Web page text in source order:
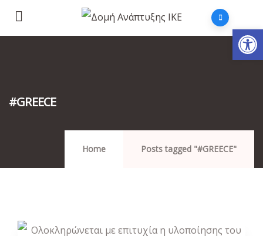
#GREECE
Home Posts tagged "#GREECE"